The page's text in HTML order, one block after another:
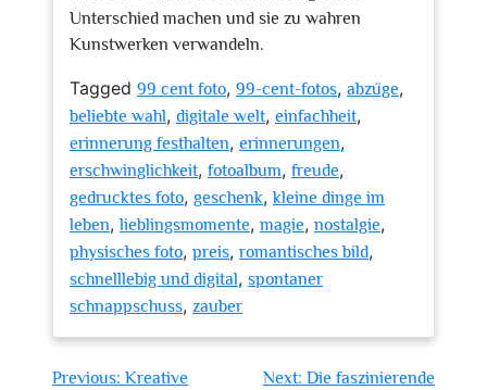
Unterschied machen und sie zu wahren
Kunstwerken verwandeln.
Tagged 99 cent foto, 99-cent-fotos, abzüge,
beliebte wahl, digitale welt, einfachheit,
erinnerung festhalten, erinnerungen,
erschwinglichkeit, fotoalbum, freude,
gedrucktes foto, geschenk,kleine dinge im
leben,lieblingsmomente, magie, nostalgie,
physisches foto, preis, romantisches bild,
schnelllebig und digital, spontaner
schnappschuss, zauber
Beitragsnavigation
Previous: Kreative
Next: Die faszinierende